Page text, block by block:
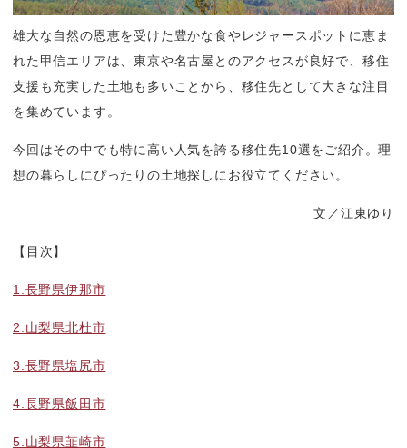
雄大な自然の恩恵を受けた豊かな食やレジャースポットに恵ま
れた甲信エリアは、東京や名古屋とのアクセスが良好で、移住
支援も充実した土地も多いことから、移住先として大きな注目
を集めています。
今回はその中でも特に高い人気を誇る移住先10選をご紹介。理
想の暮らしにぴったりの土地探しにお役立てください。
文／江東ゆり
【目次】
1.長野県伊那市
2.山梨県北杜市
3.長野県塩尻市
4.長野県飯田市
5.山梨県韮崎市